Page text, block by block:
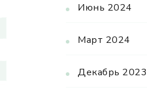
Июнь 2024
Март 2024
Декабрь 2023